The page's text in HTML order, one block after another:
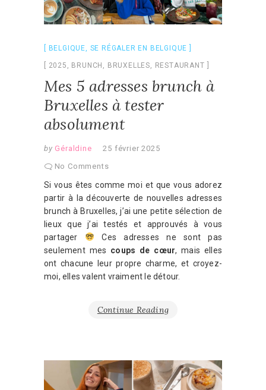
BELGIQUE SE RÉGALER EN BELGIQUE
2025 BRUNCH BRUXELLES RESTAURANT
Mes 5 adresses brunch à
Bruxelles à tester
absolument
by Géraldine
25 février 2025
No Comments
Si vous êtes comme moi et que vous adorez
partir à la découverte de nouvelles adresses
brunch à Bruxelles, j’ai une petite sélection de
lieux que j’ai testés et approuvés à vous
partager
Ces adresses ne sont pas
seulement mes coups de cœur, mais elles
ont chacune leur propre charme, et croyez-
moi, elles valent vraiment le détour.
Continue Reading